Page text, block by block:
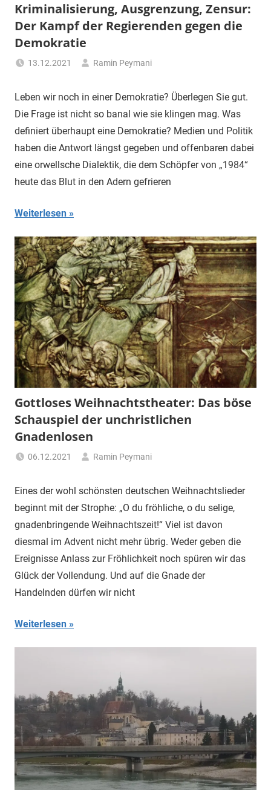
Kriminalisierung, Ausgrenzung, Zensur:
Der Kampf der Regierenden gegen die
Demokratie
13.12.2021
Ramin Peymani
Leben wir noch in einer Demokratie? Überlegen Sie gut.
Die Frage ist nicht so banal wie sie klingen mag. Was
definiert überhaupt eine Demokratie? Medien und Politik
haben die Antwort längst gegeben und offenbaren dabei
eine orwellsche Dialektik, die dem Schöpfer von „1984“
heute das Blut in den Adern gefrieren
Weiterlesen
Gottloses Weihnachtstheater: Das böse
Schauspiel der unchristlichen
Gnadenlosen
06.12.2021
Ramin Peymani
Eines der wohl schönsten deutschen Weihnachtslieder
beginnt mit der Strophe: „O du fröhliche, o du selige,
gnadenbringende Weihnachtszeit!“ Viel ist davon
diesmal im Advent nicht mehr übrig. Weder geben die
Ereignisse Anlass zur Fröhlichkeit noch spüren wir das
Glück der Vollendung. Und auf die Gnade der
Handelnden dürfen wir nicht
Weiterlesen